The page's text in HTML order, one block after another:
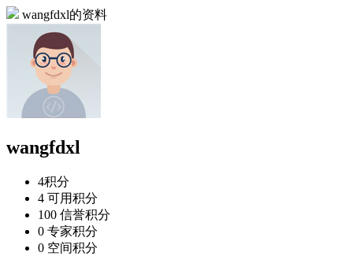
wangfdxl的资料
wangfdxl
4积分
4 可用积分
100 信誉积分
0 专家积分
0 空间积分